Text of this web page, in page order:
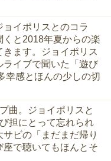
イポリスとのコラ
と2018年夏からの楽
ます。ジョイポリス
ライブで聞いた「遊び
幸感とほんの少しの切
曲。ジョイポリスと
担にとって忘れられ
ビの「まだまだ帰り
で聴いてもほんとそ